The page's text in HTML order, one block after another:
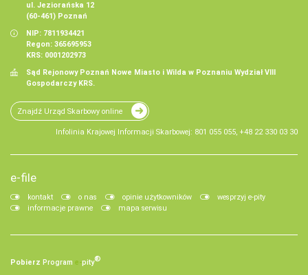
ul. Jeziorańska 12
(60-461) Poznań
NIP: 7811934421
Regon: 365695953
KRS: 0001202973
Sąd Rejonowy Poznań Nowe Miasto i Wilda w Poznaniu Wydział VIII
Gospodarczy KRS.
Znajdź Urząd Skarbowy online
Infolinia Krajowej Informacji Skarbowej: 801 055 055, +48 22 330 03 30
e-file
kontakt o nas opinie użytkowników
wesprzyj e-pity
informacje prawne
mapa serwisu
Pobierz Program e‑pity®